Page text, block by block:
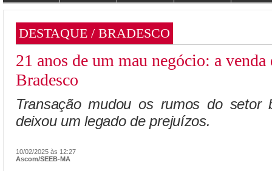
DESTAQUE / BRADESCO
21 anos de um mau negócio: a
Bradesco
Transação mudou os rumos do setor
deixou um legado de prejuízos.
10/02/2025 às 12:27
Ascom/SEEB-MA